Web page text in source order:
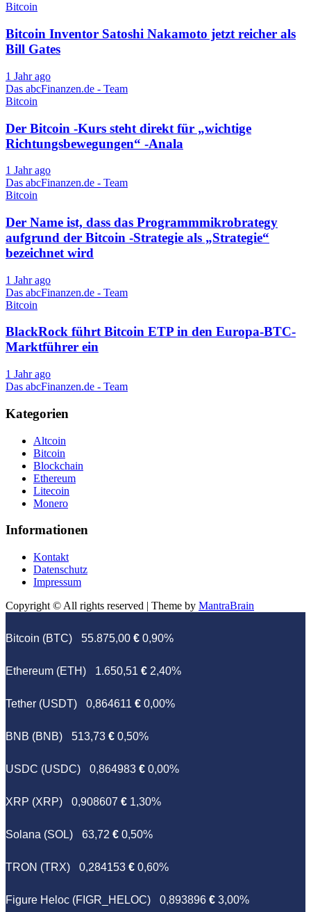
Bitcoin
Bitcoin Inventor Satoshi Nakamoto jetzt reicher als
Bill Gates
1 Jahr ago
Das abcFinanzen.de - Team
Bitcoin
Der Bitcoin -Kurs steht direkt für „wichtige
Richtungsbewegungen“ -Anala
1 Jahr ago
Das abcFinanzen.de - Team
Bitcoin
Der Name ist, dass das Programmmikrobrategy
aufgrund der Bitcoin -Strategie als „Strategie“
bezeichnet wird
1 Jahr ago
Das abcFinanzen.de - Team
Bitcoin
BlackRock führt Bitcoin ETP in den Europa-BTC-
Marktführer ein
1 Jahr ago
Das abcFinanzen.de - Team
Kategorien
Altcoin
Bitcoin
Blockchain
Ethereum
Litecoin
Monero
Informationen
Kontakt
Datenschutz
Impressum
Copyright © All rights reserved | Theme by MantraBrain
Bitcoin (BTC) 55.875,00 € 0,90%
Ethereum (ETH) 1.650,51 € 2,40%
Tether (USDT) 0,864611 € 0,00%
BNB (BNB) 513,73 € 0,50%
USDC (USDC) 0,864983 € 0,00%
XRP (XRP) 0,908607 € 1,30%
Solana (SOL) 63,72 € 0,50%
TRON (TRX) 0,284153 € 0,60%
Figure Heloc (FIGR_HELOC) 0,893896 € 3,00%